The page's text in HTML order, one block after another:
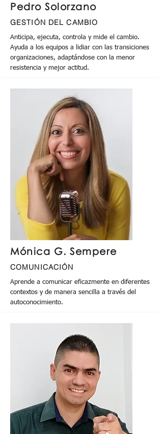
Pedro Solorzano
GESTIÓN DEL CAMBIO
Anticipa, ejecuta, controla y mide el cambio.
Ayuda a los equipos a lidiar con las transiciones
organizaciones, adaptándose con la menor
resistencia y mejor actitud.
Mónica G. Sempere
COMUNICACIÓN
Aprende a comunicar eficazmente en diferentes
contextos y de manera sencilla a través del
autoconocimiento.